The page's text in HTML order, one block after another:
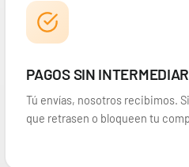
PAGOS SIN
Tú envías, nosotros recibimos.
que retrasen o bloqueen tu